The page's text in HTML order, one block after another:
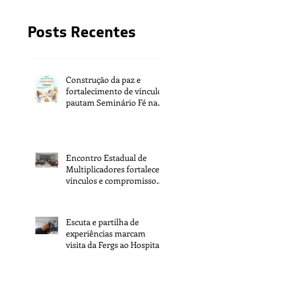
Posts Recentes
Construção da paz e
fortalecimento de vínculos
pautam Seminário Fé na
Encontro Estadual de
Multiplicadores fortalece
vínculos e compromisso
Escuta e partilha de
experiências marcam
visita da Fergs ao Hospital